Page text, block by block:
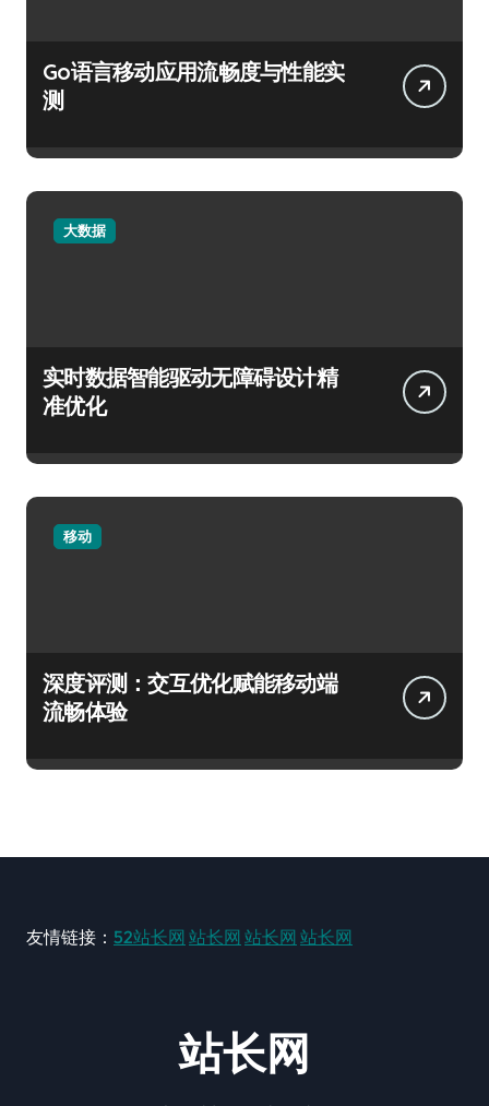
Go语言移动应用流畅度与性能实
测
大数据
实时数据智能驱动无障碍设计精
准优化
移动
深度评测：交互优化赋能移动端
流畅体验
友情链接： 52站长网 站长网 站长网 站长网
站长网